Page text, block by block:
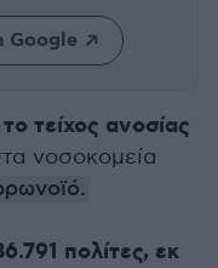
Google
τείχος ανοσίας
νοσοκομεία
πολίτες, εκ